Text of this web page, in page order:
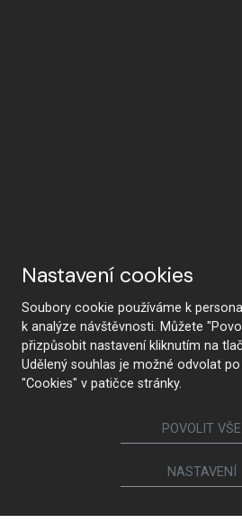
Nastavení cookies
Soubory cookie používáme k
k analýze návštěvnosti. Můžete
přizpůsobit nastavení kliknutím na
Udělený souhlas je možné odvolat
"Cookies" v patičce stránky.
POVOLIT VŠE
NASTAVENÍ